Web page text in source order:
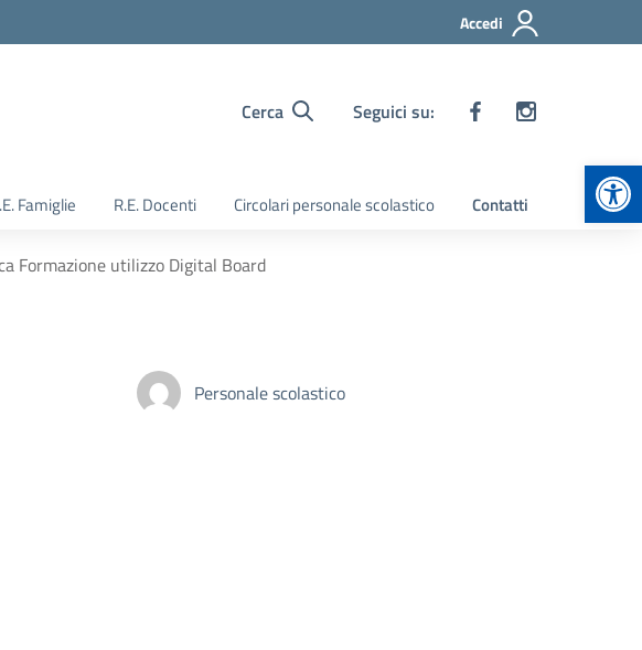
Accedi
Cerca Seguici su:
Famiglie R.E. Docenti Circolari personale scolastico Contatti
Formazione utilizzo Digital Board
Personale scolastico